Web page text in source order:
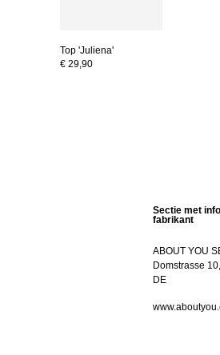
Top 'Juliena'
€ 29,90
Sectie met
fabrikant
ABOUT YOU
Domstrasse
DE